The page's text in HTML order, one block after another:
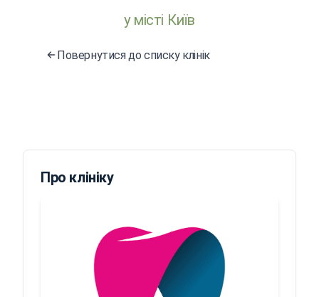
у місті Київ
Повернутися до списку клінік
Про клініку